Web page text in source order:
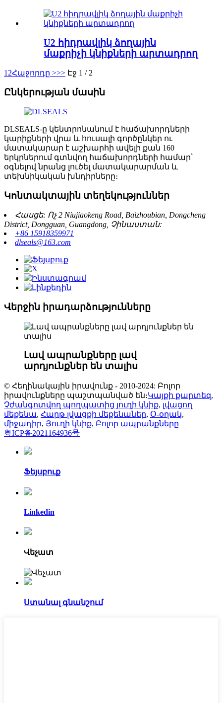
U2 հիդրավլիկ ձողային
մաքրիչի կնիքների արտադրող
12Հաջորդը >>> Էջ 1 / 2
Ընկերության մասին
DLSEALS-ը կենտրոնանում է հաճախորդների
կարիքների վրա և հուսալի գործընկեր ու
մատակարար է աշխարհի ավելի քան 160
երկրներում գտնվող հաճախորդների համար՝
օգնելով նրանց լուծել մատակարարման և
տեխնիկական խնդիրները։
Կոնտակտային տեղեկություններ
Հասցե: Ոչ 2 Niujiaokeng Road, Baizhoubian, Dongcheng
District, Dongguan, Guangdong, Չինաստան:
+86 15918359971
dlseals@163.com
Վերջին իրադարձությունները
Լավ ապրանքները լավ
արդյունքներ են տալիս
© Հեղինակային իրավունք - 2010-2024: Բոլոր
իրավունքները պաշտպանված են։Կայքի քարտեզ,
Չժանգոտվող պողպատից յուղի կնիք, լվացող
մեքենա, Հարթ լվացքի մեքենաներ, Օ-օղակ,
միջադիր, Յուղի կնիք, Բոլոր ապրանքները
粤ICP备2021164936号
Ֆեյսբուք
Linkedin
Վեչատ
Ստանալ գնանշում